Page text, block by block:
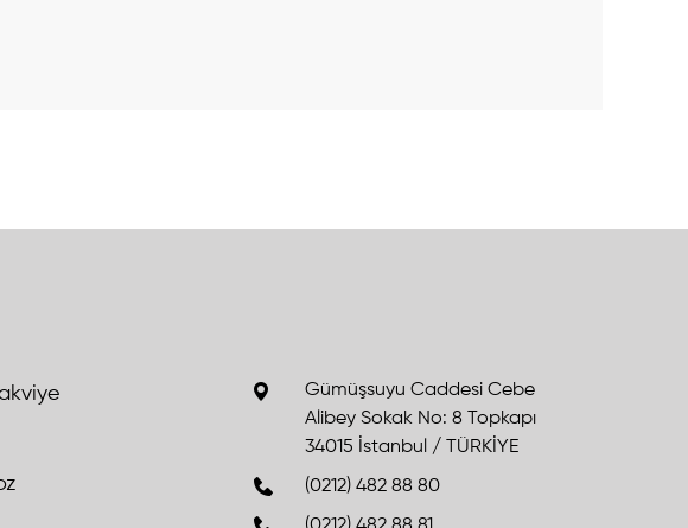
Gümüşsuyu Caddesi Cebe
Alibey Sokak No: 8 Topkapı
34015 İstanbul / TÜRKİYE
(0212) 482 88 80